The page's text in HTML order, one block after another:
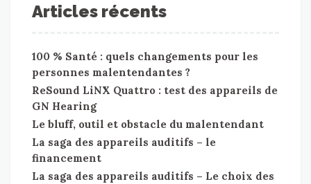
Articles récents
100 % Santé : quels changements pour les
personnes malentendantes ?
ReSound LiNX Quattro : test des appareils de
GN Hearing
Le bluff, outil et obstacle du malentendant
La saga des appareils auditifs – le
financement
La saga des appareils auditifs – Le choix des